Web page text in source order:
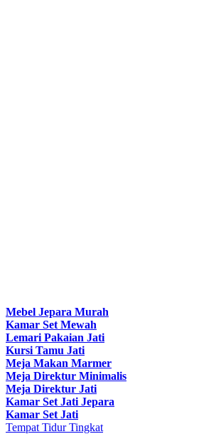
Mebel Jepara Murah
Kamar Set Mewah
Lemari Pakaian Jati
Kursi Tamu Jati
Meja Makan Marmer
Meja Direktur Minimalis
Meja Direktur Jati
Kamar Set Jati Jepara
Kamar Set Jati
Tempat Tidur Tingkat